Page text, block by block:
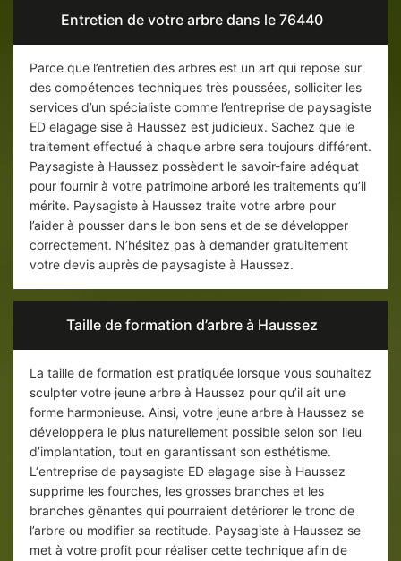
Entretien de votre arbre dans le 76440
Parce que l’entretien des arbres est un art qui repose sur
des compétences techniques très poussées, solliciter les
services d’un spécialiste comme l’entreprise de paysagiste
ED elagage sise à Haussez est judicieux. Sachez que le
traitement effectué à chaque arbre sera toujours différent.
Paysagiste à Haussez possèdent le savoir-faire adéquat
pour fournir à votre patrimoine arboré les traitements qu’il
mérite. Paysagiste à Haussez traite votre arbre pour
l’aider à pousser dans le bon sens et de se développer
correctement. N’hésitez pas à demander gratuitement
votre devis auprès de paysagiste à Haussez.
Taille de formation d’arbre à Haussez
La taille de formation est pratiquée lorsque vous souhaitez
sculpter votre jeune arbre à Haussez pour qu’il ait une
forme harmonieuse. Ainsi, votre jeune arbre à Haussez se
développera le plus naturellement possible selon son lieu
d’implantation, tout en garantissant son esthétisme.
L‘entreprise de paysagiste ED elagage sise à Haussez
supprime les fourches, les grosses branches et les
branches gênantes qui pourraient détériorer le tronc de
l’arbre ou modifier sa rectitude. Paysagiste à Haussez se
met à votre profit pour réaliser cette technique afin de